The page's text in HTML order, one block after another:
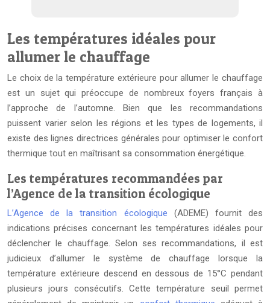
Les températures idéales pour
allumer le chauffage
Le choix de la température extérieure pour allumer le chauffage
est un sujet qui préoccupe de nombreux foyers français à
l’approche de l’automne. Bien que les recommandations
puissent varier selon les régions et les types de logements, il
existe des lignes directrices générales pour optimiser le confort
thermique tout en maîtrisant sa consommation énergétique.
Les températures recommandées par
l’Agence de la transition écologique
L’Agence de la transition écologique (ADEME) fournit des
indications précises concernant les températures idéales pour
déclencher le chauffage. Selon ses recommandations, il est
judicieux d’allumer le système de chauffage lorsque la
température extérieure descend en dessous de 15°C pendant
plusieurs jours consécutifs. Cette température seuil permet